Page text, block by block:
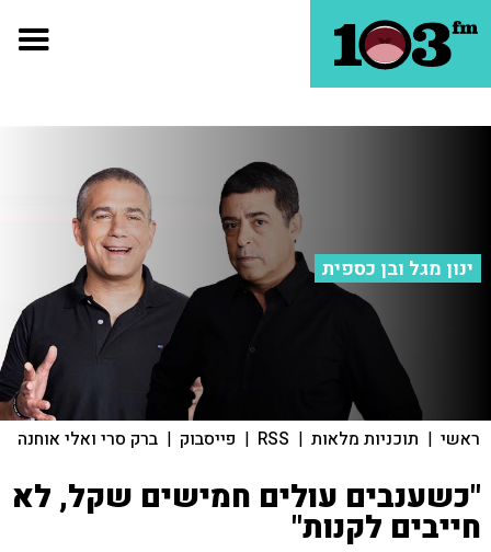
ינון מגל ובן כספית
ראשי | תוכניות מלאות |
RSS
| פייסבוק | ברק סרי ואלי אוחנה
"כשענבים עולים חמישים שקל, לא
חייבים לקנות"